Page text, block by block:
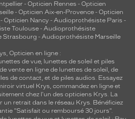
- Opticien Rennes - Opticien
- Opticien Aix-en-Provence - Opticien
- Opticien Nancy - Audioprothésiste Paris -
Toulouse- Audioprothésiste
Strasbourg - Audioprothésiste Marseille
Opticien en ligne :
de vue, lunettes de soleil et piles
vente en ligne de lunettes de soleil, de
de contact, et de piles audios. Essayez
virtuel Krys, commandez en ligne et
chez l'un des opticiens Krys. La
un retrait dans le réseau Krys. Bénéficiez
"Satisfait ou remboursé 30 jours".